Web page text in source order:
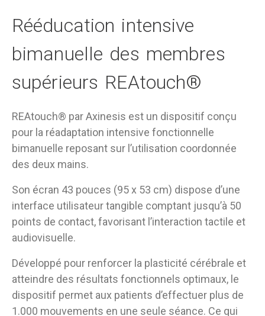
Rééducation intensive
bimanuelle des membres
supérieurs REAtouch®
REAtouch® par Axinesis est un dispositif conçu
pour la réadaptation intensive fonctionnelle
bimanuelle reposant sur l’utilisation coordonnée
des deux mains.
Son écran 43 pouces (95 x 53 cm) dispose d’une
interface utilisateur tangible comptant jusqu’à 50
points de contact, favorisant l’interaction tactile et
audiovisuelle.
Développé pour renforcer la plasticité cérébrale et
atteindre des résultats fonctionnels optimaux, le
dispositif permet aux patients d’effectuer plus de
1.000 mouvements en une seule séance. Ce qui